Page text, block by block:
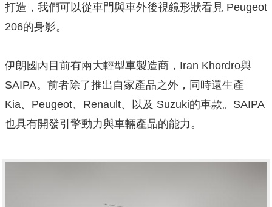
打造，我們可以從車門與車外後視鏡形狀看見 Peugeot
206的身影。
伊朗國內目前有兩大輕型車製造商，Iran Khordro與
SAIPA。前者除了推出自家產品之外，同時還生產
Kia、Peugeot、Renault、以及 Suzuki的車款。SAIPA
也具有開發引擎動力與車輛產品的能力。